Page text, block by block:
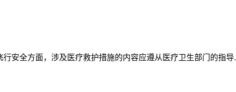
安全方面，涉及医疗救护措施的内容应遵从医疗卫生部门的指导.